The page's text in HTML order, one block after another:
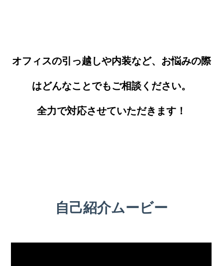
オフィスの引っ越しや内装など、お悩みの際
はどんなことでもご相談ください。
全力で対応させていただきます！
自己紹介ムービー